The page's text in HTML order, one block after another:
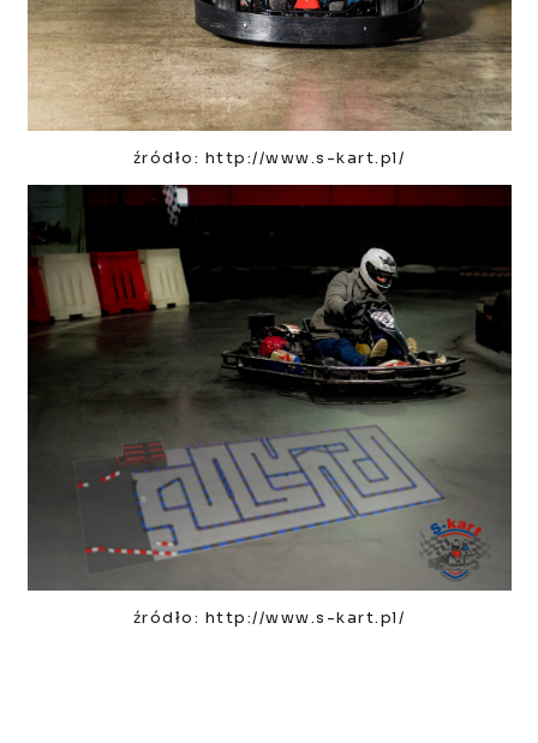
źródło: http://www.s-kart.pl/
źródło: http://www.s-kart.pl/